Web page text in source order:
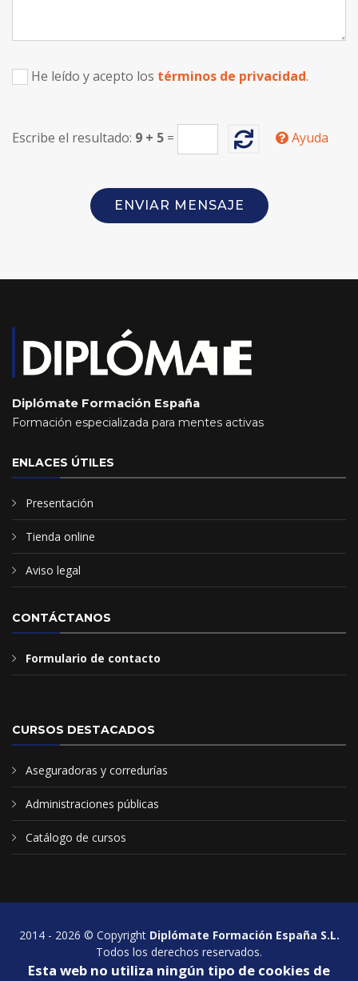
He leído y acepto los términos de privacidad.
Escribe el resultado: 9 + 5 = Ayuda
ENVIAR MENSAJE
Diplómate Formación España
Formación especializada para mentes activas
ENLACES ÚTILES
Presentación
Tienda online
Aviso legal
CONTÁCTANOS
Formulario de contacto
CURSOS DESTACADOS
Aseguradoras y corredurías
Administraciones públicas
Catálogo de cursos
2014 - 2026 © Copyright Diplómate Formación España S.L.
Todos los derechos reservados.
Esta web no utiliza ningún tipo de cookies de